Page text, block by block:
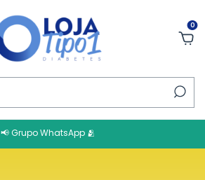
0
📢 Grupo WhatsApp 🫂